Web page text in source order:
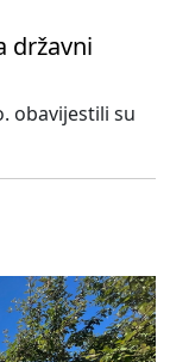
državni
obavijestili su